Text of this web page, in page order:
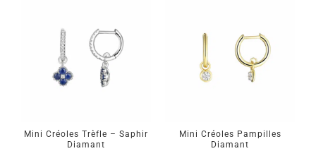
Mini Créoles Trèfle – Saphir
Diamant
Mini Créoles Pampilles
Diamant